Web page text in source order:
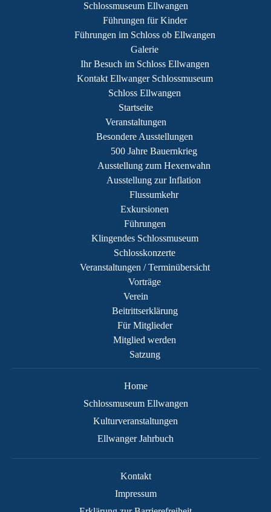
Schlossmuseum Ellwangen
Führungen für Kinder
Führungen im Schloss ob Ellwangen
Galerie
Ihr Besuch im Schloss Ellwangen
Kontakt Ellwanger Schlossmuseum
Schloss Ellwangen
Startseite
Veranstaltungen
Besondere Ausstellungen
500 Jahre Bauernkrieg
Ausstellung zum Hexenwahn
Ausstellung zur Inflation
Flussumkehr
Exkursionen
Führungen
Klingendes Schlossmuseum
Schlosskonzerte
Veranstaltungen / Terminübersicht
Vorträge
Verein
Beitrittserklärung
Für Mitglieder
Mitglied werden
Satzung
Home
Schlossmuseum Ellwangen
Kulturveranstaltungen
Ellwanger Jahrbuch
Kontakt
Impressum